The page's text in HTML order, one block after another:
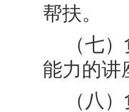
帮扶。
（七
能力的讲
（八